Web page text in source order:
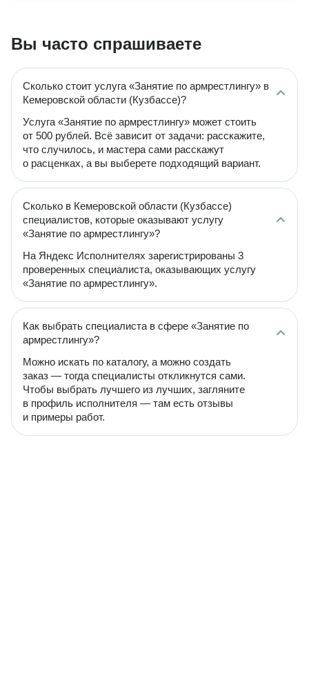
Вы часто спрашиваете
Сколько стоит услуга «Занятие по армрестлингу» в
Кемеровской области (Кузбассе)?
Услуга «Занятие по армрестлингу» может стоить
от 500 рублей. Всё зависит от задачи: расскажите,
что случилось, и мастера сами расскажут
о расценках, а вы выберете подходящий вариант.
Сколько в Кемеровской области (Кузбассе)
специалистов, которые оказывают услугу
«Занятие по армрестлингу»?
На Яндекс Исполнителях зарегистрированы 3
проверенных специалиста, оказывающих услугу
«Занятие по армрестлингу».
Как выбрать специалиста в сфере «Занятие по
армрестлингу»?
Можно искать по каталогу, а можно создать
заказ — тогда специалисты откликнутся сами.
Чтобы выбрать лучшего из лучших, загляните
в профиль исполнителя — там есть отзывы
и примеры работ.